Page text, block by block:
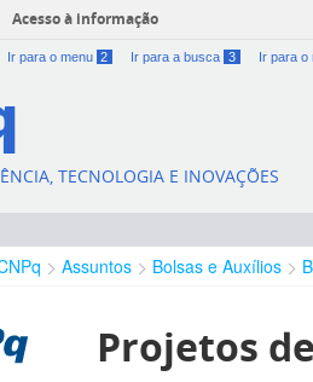
Acesso à informação
Ir para o menu 2 Ir para a busca 3 Ir para o
TECNOLOGIA E INOVAÇÕES
Assuntos Bolsas e Auxílios
Projetos